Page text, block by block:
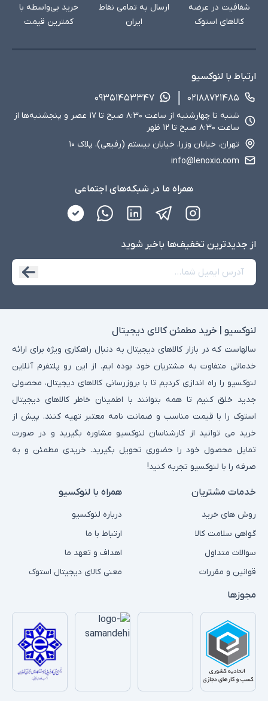
شفافیت در عرضه
کالاهای استوک
ارسال به تمامی نقاط
ایران
خرید بی‌واسطه با
کمترین قیمت
ارتباط با لنوکسیو
۰۲۱۸۸۷۲۱۴۸۵
۰۹۳۵۱۴۵۳۳۴۷
شنبه تا چهارشنبه از ساعت ۸:۳۰ صبح تا ۱۷ عصر و پنجشنبه‌ها از
ساعت ۸:۳۰ صبح تا ۱۲ ظهر
تهران، خیابان وزرا، خیابان بیستم (رفیعی)، پلاک ۱۰
info@lenoxio.com
همراه ما در شبکه‌های اجتماعی
از جدید‌ترین تخفیف‌ها با‌خبر شوید
لنوکسیو | خرید مطمئن کالای دیجیتال
سالهاست که در بازار کالاهای دیجیتال به دنبال راهکاری ویژه برای ارائه
خدماتی متفاوت به مشتریان خود بوده ایم. از این رو پلتفرم آنلاین
لنوکسیو را راه اندازی کردیم تا با بروزرسانی کالاهای دیجیتال، محصولی
جدید خلق کنیم تا همه بتوانند با اطمینان خاطر کالاهای دیجیتال
استوک را با قیمت مناسب و ضمانت نامه معتبر تهیه کنند. پیش از
خرید می توانید از کارشناسان لنوکسیو مشاوره بگیرید و در صورت
تمایل محصول خود را حضوری تحویل بگیرید. خریدی مطمئن و به
صرفه را با لنوکسیو تجربه کنید!
خدمات مشتریان
روش های خرید
گواهی سلامت کالا
سوالات متداول
قوانین و مقررات
همراه با لنوکسیو
درباره لنوکسیو
ارتباط با ما
اهداف و تعهد ما
معنی کالای دیجیتال استوک
مجوزها